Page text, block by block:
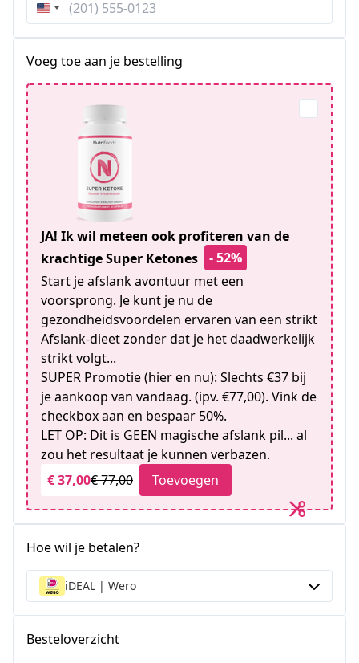
Verenigde
Voeg toe aan je bestelling
JA! Ik wil meteen ook profiteren van de
krachtige Super Ketones
- 52%
Start je afslank avontuur met een
voorsprong. Je kunt je nu de
gezondheidsvoordelen ervaren van een strikt
Afslank-dieet zonder dat je het daadwerkelijk
strikt volgt...
SUPER Promotie (hier en nu): Slechts €37 bij
je aankoop van vandaag. (ipv. €77,00). Vink de
checkbox aan en bespaar 50%.
LET OP: Dit is GEEN magische afslank pil... al
zou het resultaat je kunnen verbazen.
€ 37,00€ 77,00 Toevoegen
Hoe wil je betalen?
iDEAL | Wero
Besteloverzicht